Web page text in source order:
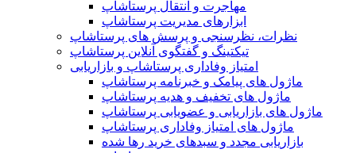
مهاجرت و انتقال پرستاشاپ
ابزارهای مدیریت پرستاشاپ
نظرات، نظرسنجی و پرسش های پرستاشاپ
تیکتینگ و گفتگوی آنلاین پرستاشاپ
امتیاز وفاداری پرستاشاپ و بازاریابی
ماژول های پیامک و خبرنامه پرستاشاپ
ماژول های تخفیف و هدیه پرستاشاپ
ماژول های بازاریابی و عضویابی پرستاشاپ
ماژول های امتیاز وفاداری پرستاشاپ
بازاریابی مجدد و سبدهای خرید رها شده